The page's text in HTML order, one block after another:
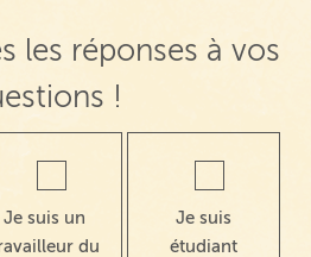
les réponses à vos
!
Je suis un
du
Je suis
étudiant